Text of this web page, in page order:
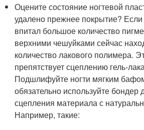
Оцените состояние ногтевой
удалено прежнее покрытие?
впитал большое количество
верхними чешуйками сейчас
количество лакового полимера.
препятствует сцеплению гель-
Подшлифуйте ногти мягким
обязательно используйте бондер
сцепления материала с
Например, такие: